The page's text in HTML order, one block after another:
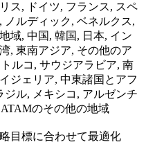
ス, ドイツ, フランス, スペ
ノルディック, ベネルクス,
域, 中国, 韓国, 日本, イン
, 東南アジア, その他のア
ルコ, サウジアラビア, 南
ジェリア, 中東諸国とアフ
ジル, メキシコ, アルゼンチ
のその他の地域
目標に合わせて最適化